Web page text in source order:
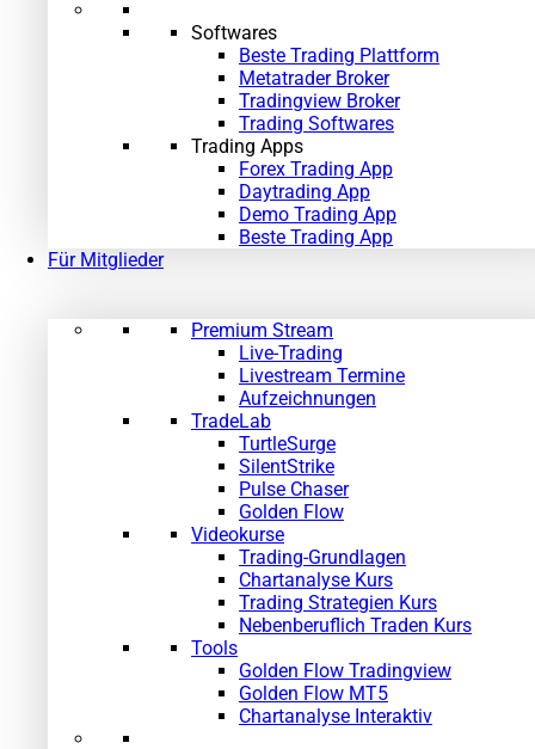
Softwares
Beste Trading Plattform
Metatrader Broker
Tradingview Broker
Trading Softwares
Trading Apps
Forex Trading App
Daytrading App
Demo Trading App
Beste Trading App
Für Mitglieder
Premium Stream
Live-Trading
Livestream Termine
Aufzeichnungen
TradeLab
TurtleSurge
SilentStrike
Pulse Chaser
Golden Flow
Videokurse
Trading-Grundlagen
Chartanalyse Kurs
Trading Strategien Kurs
Nebenberuflich Traden Kurs
Tools
Golden Flow Tradingview
Golden Flow MT5
Chartanalyse Interaktiv